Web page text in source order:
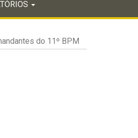
do 11º BPM